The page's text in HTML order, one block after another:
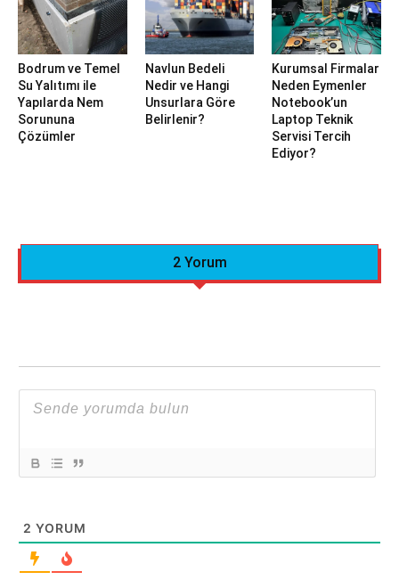
Bodrum ve Temel
Su Yalıtımı ile
Yapılarda Nem
Sorununa
Çözümler
Navlun Bedeli
Nedir ve Hangi
Unsurlara Göre
Belirlenir?
Kurumsal Firmalar
Neden Eymenler
Notebook’un
Laptop Teknik
Servisi Tercih
Ediyor?
2 Yorum
2 YORUM